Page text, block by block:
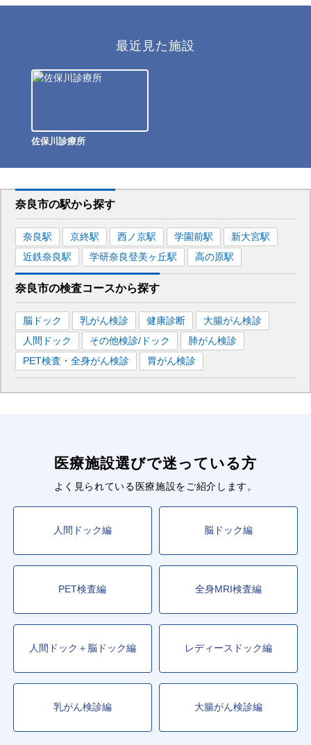
最近見た施設
佐保川診療所
奈良市の駅から探す
奈良駅 京終駅 西ノ京駅 学園前駅 新大宮駅
近鉄奈良駅 学研奈良登美ヶ丘駅 高の原駅
奈良市の検査コースから探す
脳ドック 乳がん検診 健康診断
大腸がん検診
人間ドック
その他検診/ドック
肺がん検診
PET検査・全身がん検診
胃がん検診
医療施設選びで迷っている方
よく見られている医療施設をご紹介します。
人間ドック編 脳ドック編
PET検査編 全身MRI検査編
人間ドック＋脳ドック編 レディースドック編
乳がん検診編 大腸がん検診編